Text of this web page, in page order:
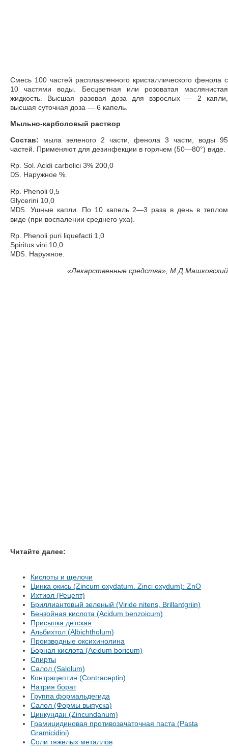
Смесь 100 частей расплавленного кристаллического фенола с
10 частями воды. Бесцветная или розоватая маслянистая
жидкость. Высшая разовая доза для взрослых — 2 капли,
высшая суточная доза — 6 капель.
Мыльно-карболовый раствор
Состав: мыла зеленого 2 части, фенола 3 части, воды 95
частей. Применяют для дезинфекции в горячем (50—80°) виде.
Rp. Sol. Acidi carbolici 3% 200,0
DS . Наружное %.
Rp. Phenoli 0,5
Glycerini 10,0
MDS
. Ушные капли. По 10 капель 2—3 раза в день в теплом
виде (при воспалении среднего уха).
Rp. Phenoli puri liquefacti 1,0
Spiritus vini 10,0
MDS . Наружное.
«Лекарственные средства», М.Д.Машковский
Читайте далее:
Кислоты и щелочи
Цинка окись (Zincum oxydatum. Zinci oxydum): ZnO
Ихтиол (Рецепт)
Бриллиантовый зеленый (Viride nitens, Brillantgriin)
Бензойная кислота (Acidum benzoicum)
Присыпка детская
Альбихтол (Albichtholum)
Производные оксихинолина
Борная кислота (Acidum boricum)
Спирты
Салол (Salolum)
Контрацептин (Contraceptin)
Натрия борат
Группа формальдегида
Салол (Формы выпуска)
Цинкундан (Zincundanum)
Грамицидиновая противозачаточная паста (Pasta
Gramicidini)
Соли тяжелых металлов